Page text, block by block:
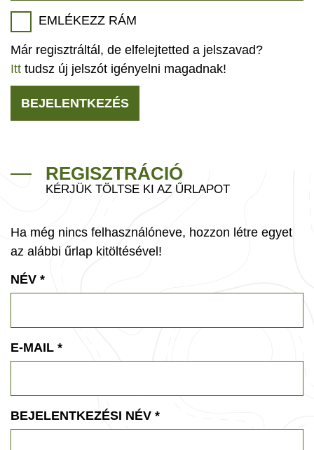
EMLÉKEZZ RÁM
Már regisztráltál, de elfelejtetted a jelszavad?
Itt tudsz új jelszót igényelni magadnak!
BEJELENTKEZÉS
REGISZTRÁCIÓ
KÉRJÜK TÖLTSE KI AZ ŰRLAPOT
Ha még nincs felhasználóneve, hozzon létre egyet
az alábbi űrlap kitöltésével!
NÉV *
E-MAIL *
BEJELENTKEZÉSI NÉV *